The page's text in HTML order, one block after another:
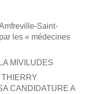
Saint-
les « médecines
MIVILUDES
CANDIDATURE A